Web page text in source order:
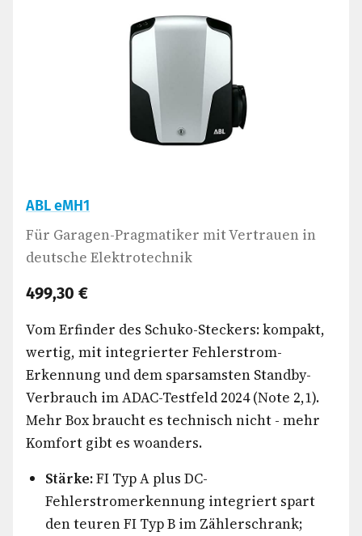
ABL eMH1
Für Garagen-Pragmatiker mit Vertrauen in
deutsche Elektrotechnik
499,30 €
Vom Erfinder des Schuko-Steckers: kompakt,
wertig, mit integrierter Fehlerstrom-
Erkennung und dem sparsamsten Standby-
Verbrauch im ADAC-Testfeld 2024 (Note 2,1).
Mehr Box braucht es technisch nicht - mehr
Komfort gibt es woanders.
Stärke:FI Typ A plus DC-
Fehlerstromerkennung integriert spart
den teuren FI Typ B im Zählerschrank;